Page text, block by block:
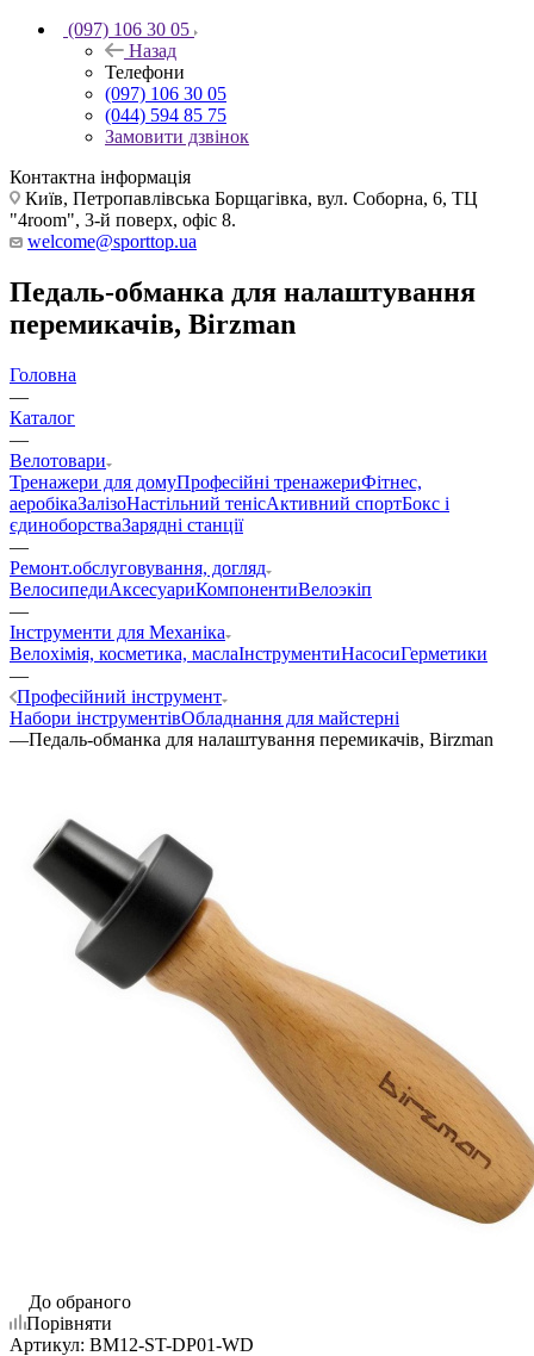
(097) 106 30 05
Назад
Телефони
(097) 106 30 05
(044) 594 85 75
Замовити дзвінок
Контактна інформація
Київ, Петропавлівська Борщагівка, вул. Соборна, 6, ТЦ
"4room", 3-й поверх, офіс 8.
welcome@sporttop.ua
Педаль-обманка для налаштування
перемикачів, Birzman
Головна
—
Каталог
—
Велотовари
Тренажери для домуПрофесійні тренажериФітнес,
аеробікаЗалізоНастільний тенісАктивний спортБокс і
єдиноборстваЗарядні станції
—
Ремонт.обслуговування, догляд
ВелосипедиАксесуариКомпонентиВелоэкіп
—
Інструменти для Механіка
Велохімія, косметика, маслаІнструментиНасосиГерметики
—
Професійний інструмент
Набори інструментівОбладнання для майстерні
—Педаль-обманка для налаштування перемикачів, Birzman
До обраного
Порівняти
Артикул: BM12-ST-DP01-WD